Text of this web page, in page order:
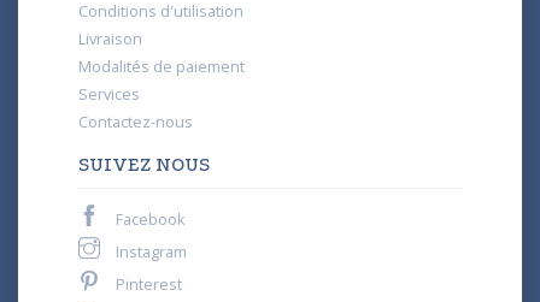
Conditions d'utilisation
Livraison
Modalités de paiement
Services
Contactez-nous
SUIVEZ NOUS
Facebook
Instagram
Pinterest